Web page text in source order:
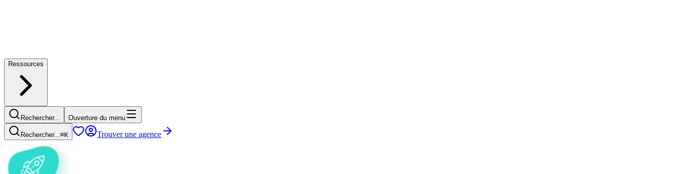
Ressources
Rechercher... Ouverture du menu
Rechercher...⌘K Trouver une agence